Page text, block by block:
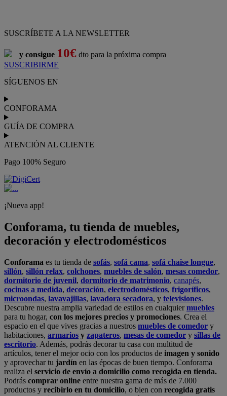
SUSCRÍBETE A LA NEWSLETTER
y consigue 10€ dto para la próxima compra
SUSCRIBIRME
SÍGUENOS EN
CONFORAMA
GUÍA DE COMPRA
ATENCIÓN AL CLIENTE
Pago 100% Seguro
¡Nueva app!
Conforama, tu tienda de muebles,
decoración y electrodomésticos
Conforama es tu tienda de sofás, sofá cama, sofá chaise longue,
sillón, sillón relax, colchones, muebles de salón, mesas comedor,
dormitorio de juvenil, dormitorio de matrimonio, canapés,
cocinas a medida, decoración, electrodomésticos, frigoríficos,
microondas, lavavajillas, lavadora secadora, y televisiones.
Descubre nuestra amplia variedad de estilos en cualquiermuebles
para tu hogar, con los mejores precios y promociones. Crea el
espacio en el que vives gracias a nuestros muebles de comedor y
habitaciones, armarios y zapateros, mesas de comedor y sillas de
escritorio. Además, podrás decorar tu casa con multitud de
artículos, tener el mejor ocio con los productos de imagen y sonido
y aprovechar tu jardín en las épocas de buen tiempo. Conforama
realiza el servicio de envío a domicilio como recogida en tienda.
Podrás comprar online entre nuestra gama de más de 7.000
productos y recibirlo en tu domicilio, o bien con recogida gratis